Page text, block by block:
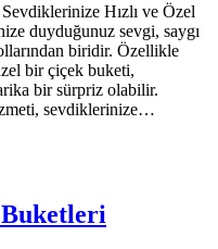
Hızlı ve Özel
duyduğunuz sevgi, saygı
biridir. Özellikle
bir çiçek buketi,
bir sürpriz olabilir.
sevdiklerinize…